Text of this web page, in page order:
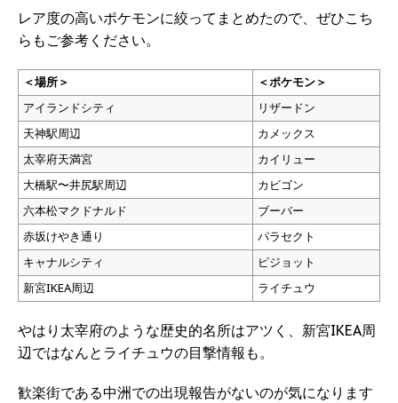
レア度の高いポケモンに絞ってまとめたので、ぜひこち
らもご参考ください。
＜場所＞
＜ポケモン＞
アイランドシティ
リザードン
天神駅周辺
カメックス
太宰府天満宮
カイリュー
大橋駅〜井尻駅周辺
カビゴン
六本松マクドナルド
ブーバー
赤坂けやき通り
パラセクト
キャナルシティ
ピジョット
新宮IKEA周辺
ライチュウ
やはり太宰府のような歴史的名所はアツく、新宮IKEA周
辺ではなんとライチュウの目撃情報も。
歓楽街である中洲での出現報告がないのが気になります